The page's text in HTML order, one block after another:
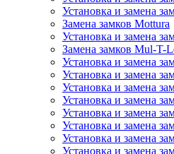
Установка и замена
Замена замков Mottura
Установка и замена
Замена замков Mul-T-
Установка и замена
Установка и замена
Установка и замена
Установка и замена
Установка и замена
Установка и замена
Установка и замена
Установка и замена